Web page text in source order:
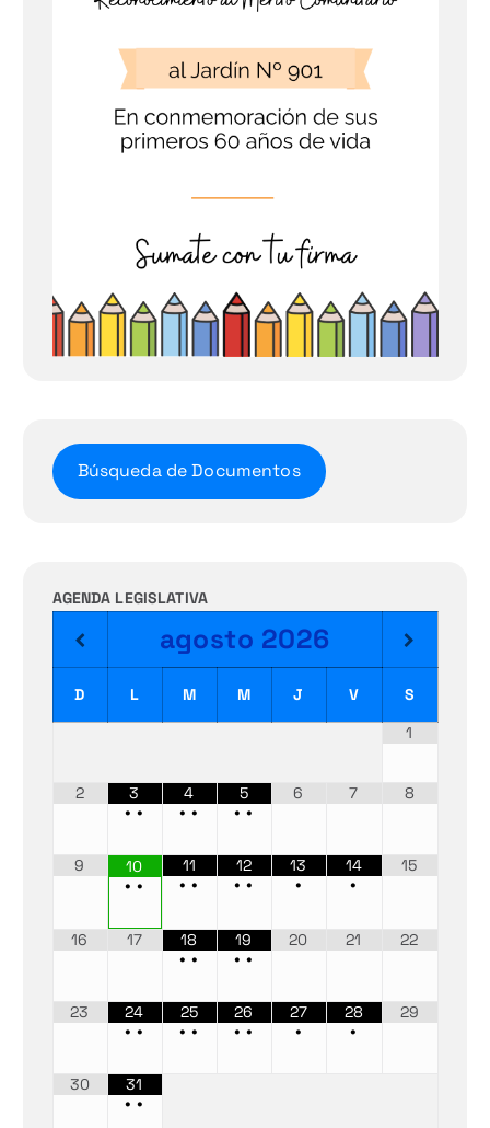
Búsqueda de Documentos
AGENDA LEGISLATIVA
agosto 2026
D L M M J V
S
1
2
3
••
4
••
5
••
6 7 8
9
10
••
11
••
12
••
13
•
14
•
15
16 17
18
••
19
••
20 21 22
23
24
••
25
••
26
••
27
•
28
•
29
30
31
••